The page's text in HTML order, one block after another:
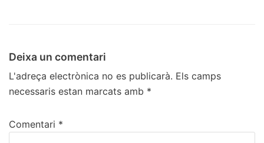
Deixa un comentari
L'adreça electrònica no es publicarà. Els camps
necessaris estan marcats amb *
Comentari *